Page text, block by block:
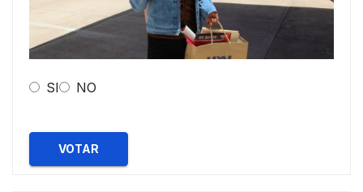
SI NO
VOTAR